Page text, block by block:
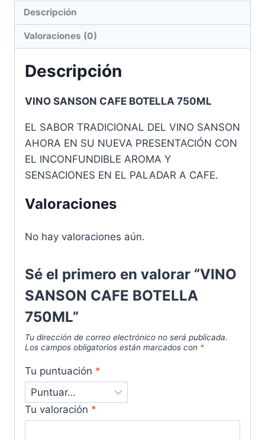
Descripción
Valoraciones (0)
Descripción
VINO SANSON CAFE BOTELLA 750ML
EL SABOR TRADICIONAL DEL VINO SANSON
AHORA EN SU NUEVA PRESENTACIÓN CON
EL INCONFUNDIBLE AROMA Y
SENSACIONES EN EL PALADAR A CAFE.
Valoraciones
No hay valoraciones aún.
Sé el primero en valorar “VINO
SANSON CAFE BOTELLA
750ML”
Tu dirección de correo electrónico no será publicada.
Los campos obligatorios están marcados con *
Tu puntuación *
Tu valoración *